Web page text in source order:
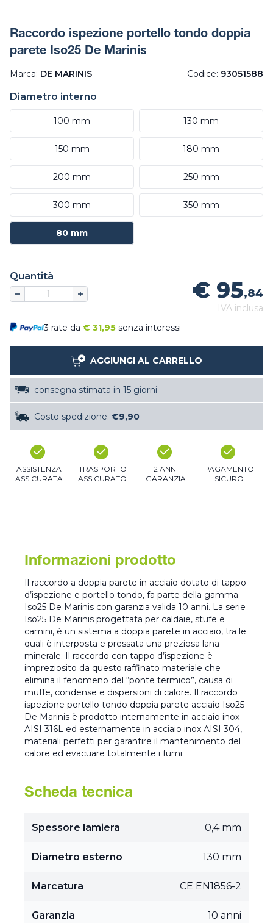
Raccordo ispezione portello tondo doppia
parete Iso25 De Marinis
Marca: DE MARINIS Codice: 93051588
Diametro interno
100 mm 130 mm
150 mm 180 mm
200 mm 250 mm
300 mm 350 mm
80 mm
Quantità
€ 95,84
IVA inclusa
3 rate da € 31,95 senza interessi
AGGIUNGI AL CARRELLO
consegna stimata in 15 giorni
Costo spedizione: €9,90
ASSISTENZA
ASSICURATA
TRASPORTO
ASSICURATO
2 ANNI
GARANZIA
PAGAMENTO
SICURO
Informazioni prodotto
Il raccordo a doppia parete in acciaio dotato di tappo
d’ispezione e portello tondo, fa parte della gamma
Iso25 De Marinis con garanzia valida 10 anni. La serie
Iso25 De Marinis progettata per caldaie, stufe e
camini, è un sistema a doppia parete in acciaio, tra le
quali è interposta e pressata una preziosa lana
minerale. Il raccordo con tappo d’ispezione è
impreziosito da questo raffinato materiale che
elimina il fenomeno del “ponte termico”, causa di
muffe, condense e dispersioni di calore. Il raccordo
ispezione portello tondo doppia parete acciaio Iso25
De Marinis è prodotto internamente in acciaio inox
AISI 316L ed esternamente in acciaio inox AISI 304,
materiali perfetti per garantire il mantenimento del
calore ed evacuare totalmente i fumi.
Scheda tecnica
Spessore lamiera 0,4 mm
Diametro esterno 130 mm
Marcatura CE EN1856-2
Garanzia 10 anni